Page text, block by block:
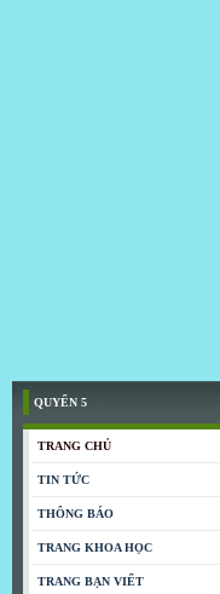
QUYỂN 5
TRANG CHỦ
TIN TỨC
THÔNG BÁO
TRANG KHOA HỌC
TRANG BẠN VIẾT